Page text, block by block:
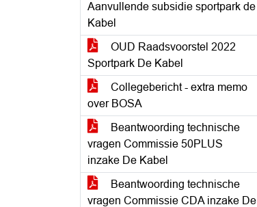
Aanvullende subsidie sportpark de
Kabel
OUD Raadsvoorstel 2022
Sportpark De Kabel
Collegebericht - extra memo
over BOSA
Beantwoording technische
vragen Commissie 50PLUS
inzake De Kabel
Beantwoording technische
vragen Commissie CDA inzake De